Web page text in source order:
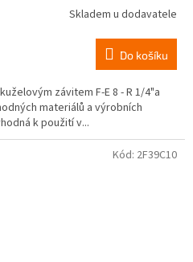
Skladem u dodavatele
Do košíku
závitem F-E 8 - R 1/4"a
materiálů a výrobních
k použití v...
Kód: 2F39C10